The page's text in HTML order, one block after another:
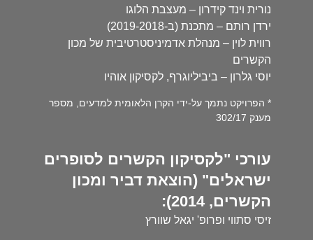
נורית וינד קידרון – מעצבת הלוגו
ירדן רותם – מתכנת (ב-2019-2018)
רווית לוין – מנהלת אדמיניסטרטיבית של מכון
הקשרים
יוסי גלרון – ביביליוגרף, לקסיקון אוהיו
* הפרויקט נתמך על-ידי הקרן הלאומית למדעים, מספר
מענק 302/17
עורכי "לקסיקון הקשרים לסופרים
ישראלים" (הוצאת דביר ומכון
הקשרים, 2014):
זיסי סתווי ופרופ' יגאל שוורץ